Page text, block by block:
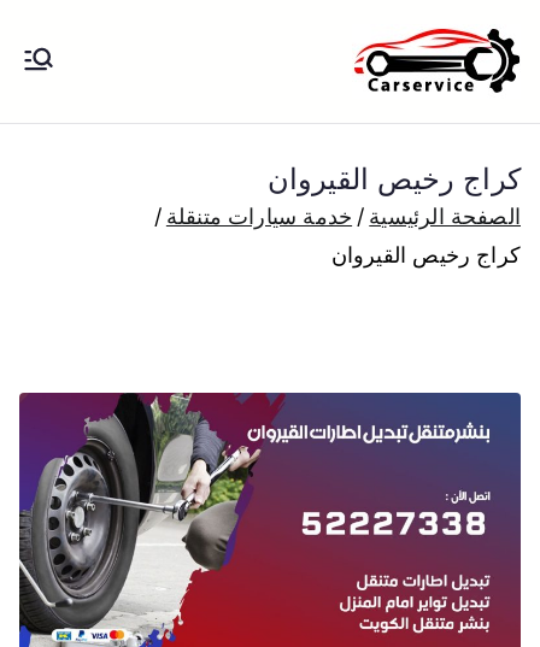
إلى
المحتوى
الكويت
بنشر متنقل الكويت كهرباء وبنشر تبديل
بارخص الاسعار
كراج رخيص القيروان
الصفحة الرئيسية
خدمة سيارات متنقلة
كراج رخيص القيروان